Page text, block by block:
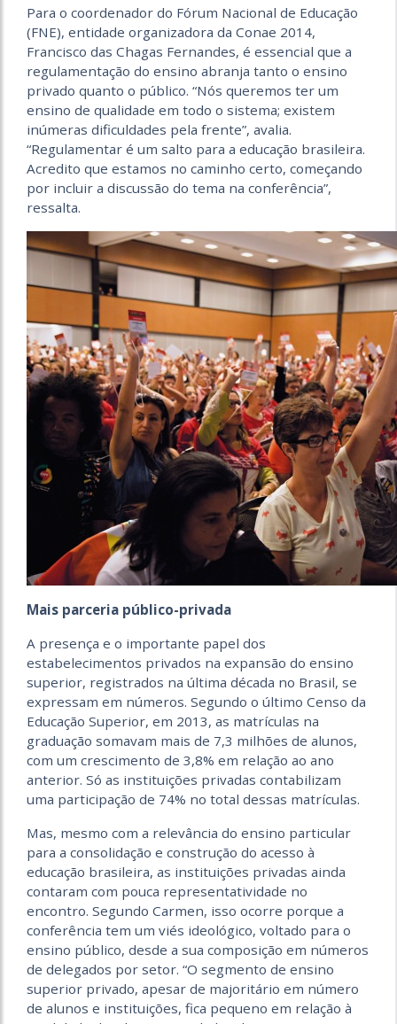
Para o coordenador do Fórum Nacional de Educação
(FNE), entidade organizadora da Conae 2014,
Francisco das Chagas Fernandes, é essencial que a
regulamentação do ensino abranja tanto o ensino
privado quanto o público. “Nós queremos ter um
ensino de qualidade em todo o sistema; existem
inúmeras dificuldades pela frente”, avalia.
“Regulamentar é um salto para a educação brasileira.
Acredito que estamos no caminho certo, começando
por incluir a discussão do tema na conferência”,
ressalta.
Mais parceria público-privada
A presença e o importante papel dos
estabelecimentos privados na expansão do ensino
superior, registrados na última década no Brasil, se
expressam em números. Segundo o último Censo da
Educação Superior, em 2013, as matrículas na
graduação somavam mais de 7,3 milhões de alunos,
com um crescimento de 3,8% em relação ao ano
anterior. Só as instituições privadas contabilizam
uma participação de 74% no total dessas matrículas.
Mas, mesmo com a relevância do ensino particular
para a consolidação e construção do acesso à
educação brasileira, as instituições privadas ainda
contaram com pouca representatividade no
encontro. Segundo Carmen, isso ocorre porque a
conferência tem um viés ideológico, voltado para o
ensino público, desde a sua composição em números
de delegados por setor. “O segmento de ensino
superior privado, apesar de majoritário em número
de alunos e instituições, fica pequeno em relação à